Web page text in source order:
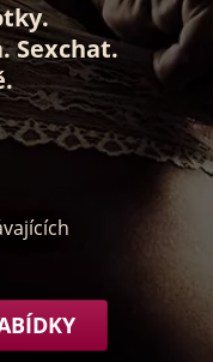
.
.Sexchat.
.